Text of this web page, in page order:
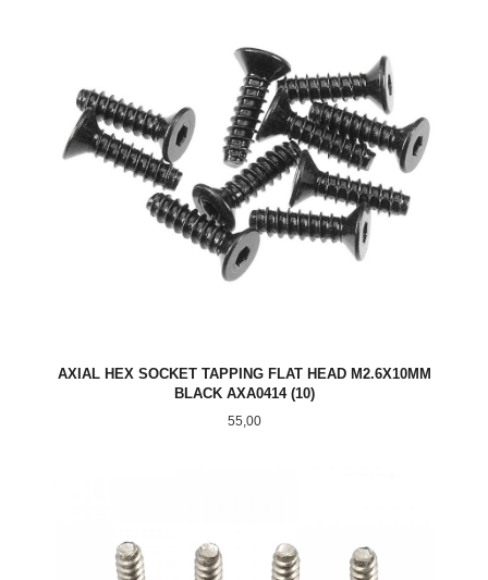
AXIAL HEX SOCKET TAPPING FLAT HEAD M2.6X10MM
BLACK AXA0414 (10)
Pris
55,00